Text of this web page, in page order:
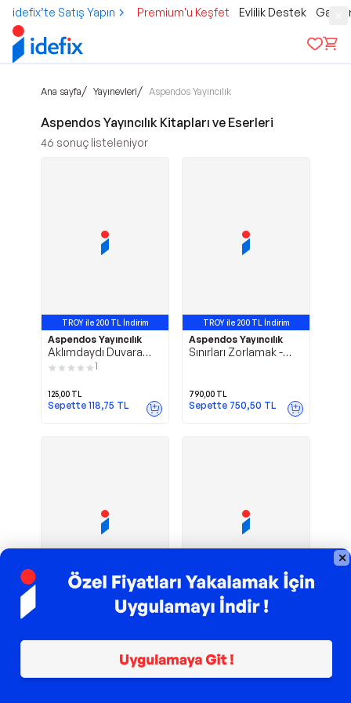
idefix’te Satış Yapın Premium'u Keşfet Evlilik Destek
Ana sayfa/ Yayınevleri/ Aspendos Yayıncılık
Aspendos Yayıncılık Kitapları ve Eserleri
46 sonuç listeleniyor
TROY ile 200 TL İndirim
Aspendos Yayıncılık
Aklımdaydı Duvara
Yazdım - Aspendos
1
125,00 TL
Sepette 118,75 TL
TROY ile 200 TL İndirim
Aspendos Yayıncılık
Sınırları Zorlamak -
790,00 TL
Sepette 750,50 TL
TROY ile 200 TL İndirim
Aspendos Yayıncılık
Aspendos Yayıncılık
TROY ile 200 TL İndirim
Aspendos Yayıncılık
Adamlar Serisi 1 -
Aspendos Yayıncılık